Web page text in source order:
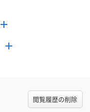
閲覧履歴の削除